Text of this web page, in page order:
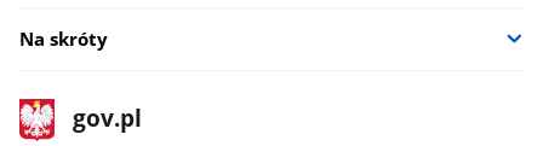
Na skróty
stopka
gov.pl
Strona
gov.pl